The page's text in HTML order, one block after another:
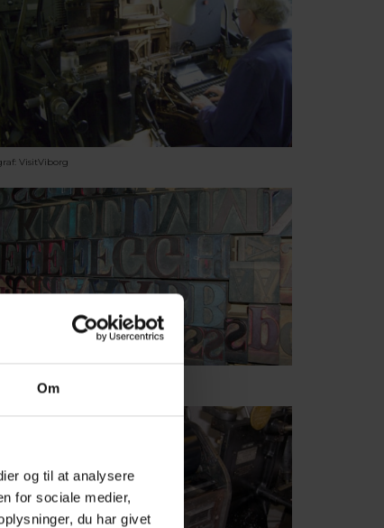
Om
og til at analysere
for sociale medier,
du har givet
VisitViborg
VisitViborg